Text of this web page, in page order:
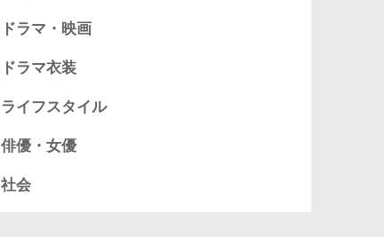
ドラマ・映画
ドラマ衣装
ライフスタイル
俳優・女優
社会